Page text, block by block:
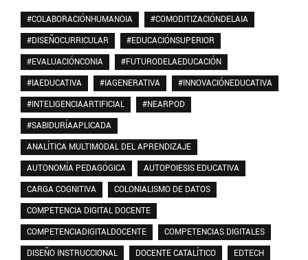
#COLABORACIÓNHUMANOIA
#COMODITIZACIÓNDELAIA
#DISEÑOCURRICULAR
#EDUCACIÓNSUPERIOR
#EVALUACIÓNCONIA
#FUTURODELAEDUCACIÓN
#IAEDUCATIVA
#IAGENERATIVA
#INNOVACIÓNEDUCATIVA
#INTELIGENCIAARTIFICIAL
#NEARPOD
#SABIDURÍAAPLICADA
ANALÍTICA MULTIMODAL DEL APRENDIZAJE
AUTONOMÍA PEDAGÓGICA
AUTOPOIESIS EDUCATIVA
CARGA COGNITIVA
COLONIALISMO DE DATOS
COMPETENCIA DIGITAL DOCENTE
COMPETENCIADIGITALDOCENTE
COMPETENCIAS DIGITALES
DISEÑO INSTRUCCIONAL
DOCENTE CATALÍTICO
EDTECH